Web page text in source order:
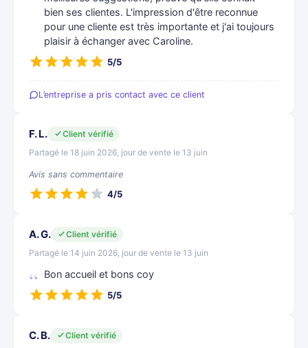
bien ses clientes. L'impression d'être reconnue
pour une cliente est très importante et j'ai toujours
plaisir à échanger avec Caroline.
5/5
L’entreprise a pris contact avec ce client
F. L.
Client vérifié
Partagé le 18 juin 2026, jour de vente le 13 juin
Avis sans commentaire
4/5
A. G.
Client vérifié
Partagé le 14 juin 2026, jour de vente le 13 juin
Bon accueil et bons coy
5/5
C. B.
Client vérifié